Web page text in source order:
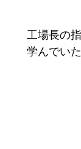
工場長の
学んでい